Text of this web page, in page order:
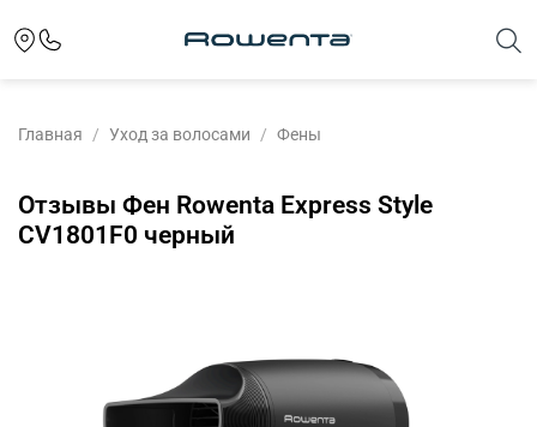
Главная Уход за волосами Фены
Отзывы Фен Rowenta Express Style
CV1801F0 черный